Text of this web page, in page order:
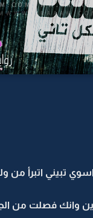
تبيني اتبرأ من
وانك فصلت من